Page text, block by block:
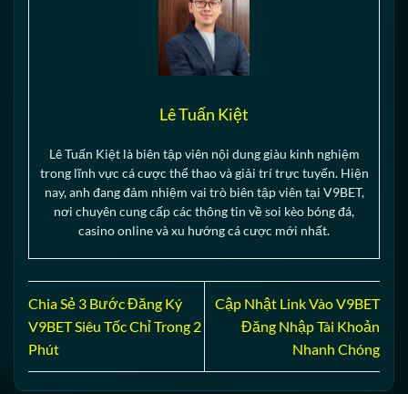
Lê Tuấn Kiệt
Lê Tuấn Kiệt là biên tập viên nội dung giàu kinh nghiệm
trong lĩnh vực cá cược thể thao và giải trí trực tuyến. Hiện
nay, anh đang đảm nhiệm vai trò biên tập viên tại V9BET,
nơi chuyên cung cấp các thông tin về soi kèo bóng đá,
casino online và xu hướng cá cược mới nhất.
Chia Sẻ 3 Bước Đăng Ký
V9BET Siêu Tốc Chỉ Trong 2
Phút
Cập Nhật Link Vào V9BET
Đăng Nhập Tài Khoản
Nhanh Chóng